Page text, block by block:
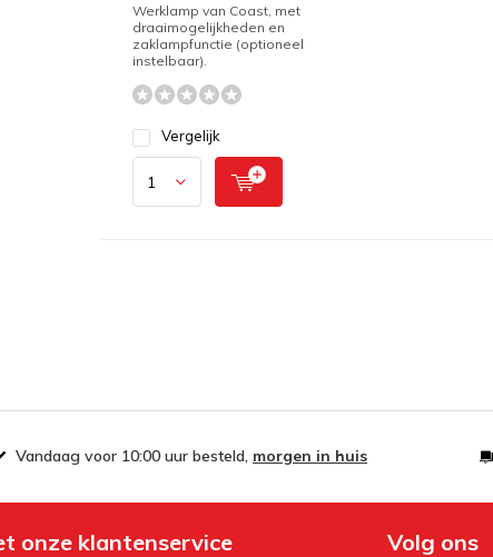
Werklamp van Coast, met
draaimogelijkheden en
zaklampfunctie (optioneel
instelbaar).
Vergelijk
Vandaag voor 10:00 uur besteld, morgen in huis
onze klantenservice Volg ons